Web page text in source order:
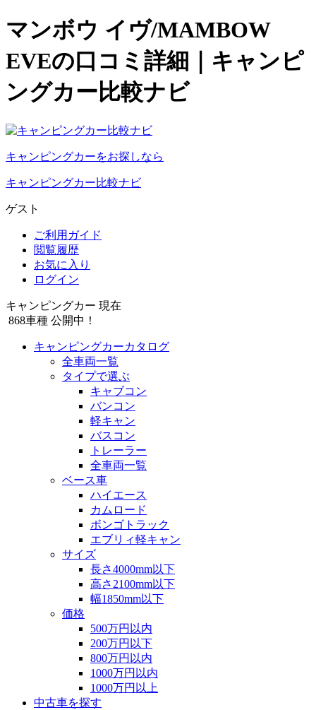
マンボウ イヴ/MAMBOW
EVEの口コミ詳細｜キャンピ
ングカー比較ナビ
キャンピングカーをお探しなら
キャンピングカー比較ナビ
ゲスト
ご利用ガイド
閲覧履歴
お気に入り
ログイン
キャンピングカー 現在
868車種 公開中！
キャンピングカーカタログ
全車両一覧
タイプで選ぶ
キャブコン
バンコン
軽キャン
バスコン
トレーラー
全車両一覧
ベース車
ハイエース
カムロード
ボンゴトラック
エブリィ軽キャン
サイズ
長さ4000mm以下
高さ2100mm以下
幅1850mm以下
価格
500万円以内
200万円以下
800万円以内
1000万円以内
1000万円以上
中古車を探す